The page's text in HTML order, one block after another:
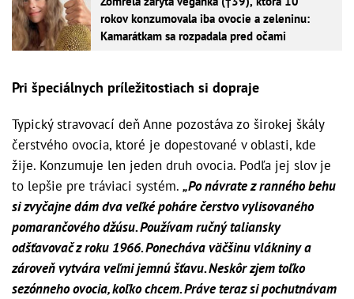
rokov konzumovala iba ovocie a zeleninu:
Kamarátkam sa rozpadala pred očami
Pri špeciálnych príležitostiach si dopraje
Typický stravovací deň Anne pozostáva zo širokej škály
čerstvého ovocia, ktoré je dopestované v oblasti, kde
žije. Konzumuje len jeden druh ovocia. Podľa jej slov je
to lepšie pre tráviaci systém. „Po návrate z ranného behu
si zvyčajne dám dva veľké poháre čerstvo vylisovaného
pomarančového džúsu. Používam ručný taliansky
odšťavovač z roku 1966. Ponecháva väčšinu vlákniny a
zároveň vytvára veľmi jemnú šťavu. Neskôr zjem toľko
sezónneho ovocia, koľko chcem. Práve teraz si pochutnávam